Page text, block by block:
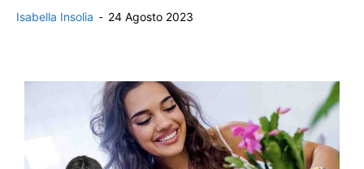
Isabella Insolia - 24 Agosto 2023